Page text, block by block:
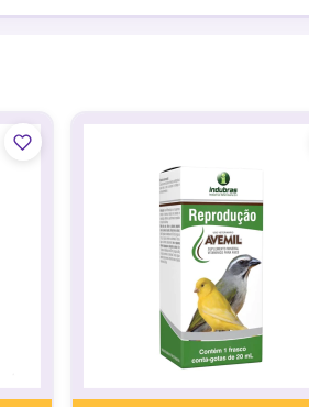
ou farinhada. Trocar á água e
ou farinhada. Trocar a água e